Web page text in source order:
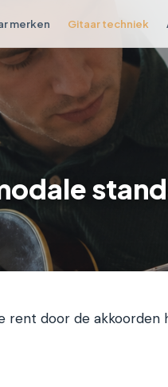
merken Gitaar techniek
rent door de akkoorden